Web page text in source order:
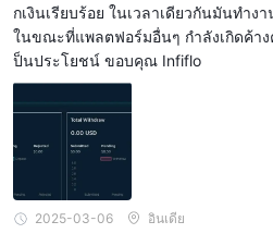
กเงินเรียบร้อย ในเวลาเดียวกันมันทำง
ในขณะที่แพลตฟอร์มอื่นๆ กำลังเกิดค้าง
ป็นประโยชน์ ขอบคุณ Infiflo
2025-03-06 อินเดีย